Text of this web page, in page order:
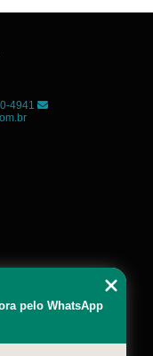
4941
pelo WhatsApp